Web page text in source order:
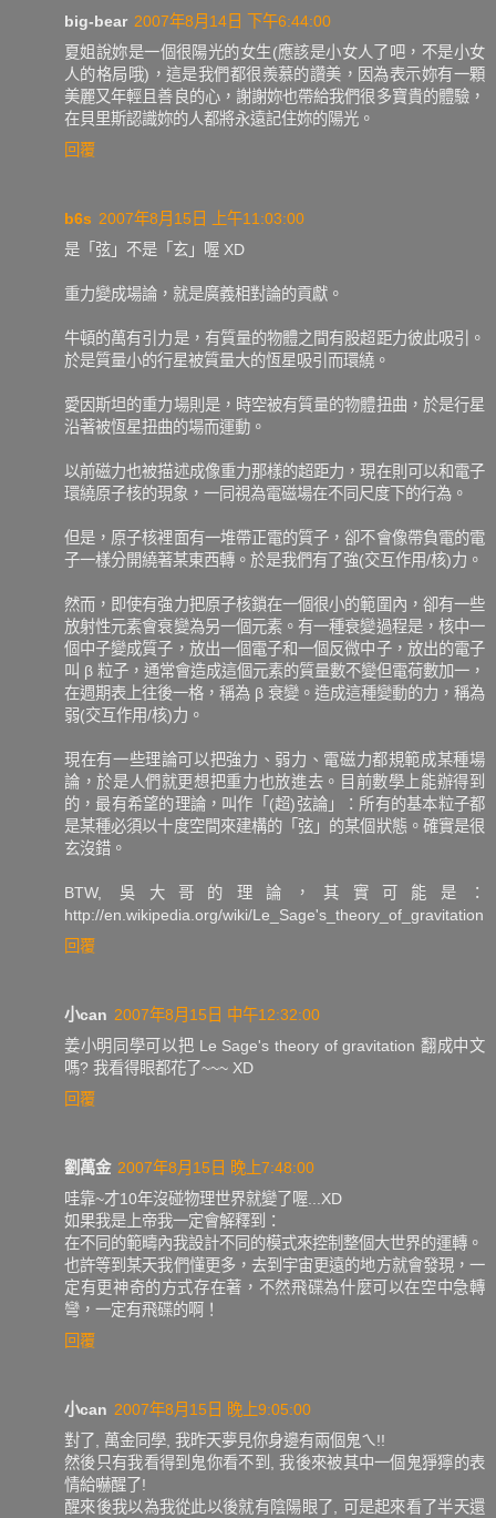
big-bear 2007年8月14日 下午6:44:00
夏姐說妳是一個很陽光的女生(應該是小女人了吧，不是小女
人的格局哦)，這是我們都很羨慕的讚美，因為表示妳有一顆
美麗又年輕且善良的心，謝謝妳也帶給我們很多寶貴的體驗，
在貝里斯認識妳的人都將永遠記住妳的陽光。
回覆
b6s 2007年8月15日 上午11:03:00
是「弦」不是「玄」喔 XD
重力變成場論，就是廣義相對論的貢獻。
牛頓的萬有引力是，有質量的物體之間有股超距力彼此吸引。
於是質量小的行星被質量大的恆星吸引而環繞。
愛因斯坦的重力場則是，時空被有質量的物體扭曲，於是行星
沿著被恆星扭曲的場而運動。
以前磁力也被描述成像重力那樣的超距力，現在則可以和電子
環繞原子核的現象，一同視為電磁場在不同尺度下的行為。
但是，原子核裡面有一堆帶正電的質子，卻不會像帶負電的電
子一樣分開繞著某東西轉。於是我們有了強(交互作用/核)力。
然而，即使有強力把原子核鎖在一個很小的範圍內，卻有一些
放射性元素會衰變為另一個元素。有一種衰變過程是，核中一
個中子變成質子，放出一個電子和一個反微中子，放出的電子
叫 β 粒子，通常會造成這個元素的質量數不變但電荷數加一，
在週期表上往後一格，稱為 β 衰變。造成這種變動的力，稱為
弱(交互作用/核)力。
現在有一些理論可以把強力、弱力、電磁力都規範成某種場
論，於是人們就更想把重力也放進去。目前數學上能辦得到
的，最有希望的理論，叫作「(超)弦論」：所有的基本粒子都
是某種必須以十度空間來建構的「弦」的某個狀態。確實是很
玄沒錯。
BTW, 吳大哥的理論，其實可能是：
http://en.wikipedia.org/wiki/Le_Sage's_theory_of_gravitation
回覆
小can 2007年8月15日 中午12:32:00
姜小明同學可以把 Le Sage's theory of gravitation 翻成中文
嗎? 我看得眼都花了~~~ XD
回覆
劉萬金 2007年8月15日 晚上7:48:00
哇靠~才10年沒碰物理世界就變了喔...XD
如果我是上帝我一定會解釋到：
在不同的範疇內我設計不同的模式來控制整個大世界的運轉。
也許等到某天我們懂更多，去到宇宙更遠的地方就會發現，一
定有更神奇的方式存在著，不然飛碟為什麼可以在空中急轉
彎，一定有飛碟的啊！
回覆
小can 2007年8月15日 晚上9:05:00
對了, 萬金同學, 我昨天夢見你身邊有兩個鬼ㄟ!!
然後只有我看得到鬼你看不到, 我後來被其中一個鬼猙獰的表
情給嚇醒了!
醒來後我以為我從此以後就有陰陽眼了, 可是起來看了半天還